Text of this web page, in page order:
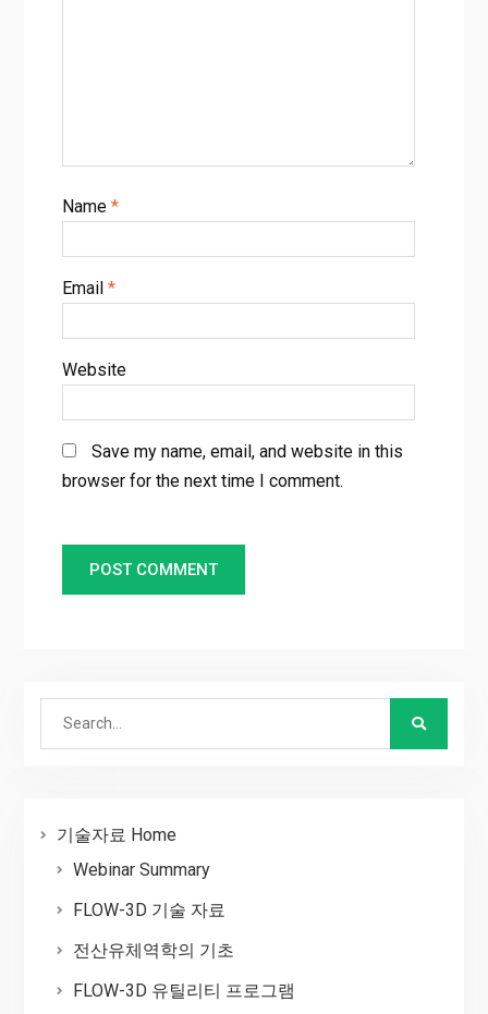
Name *
Email *
Website
Save my name, email, and website in this
browser for the next time I comment.
기술자료 Home
Webinar Summary
FLOW-3D 기술 자료
전산유체역학의 기초
FLOW-3D 유틸리티 프로그램